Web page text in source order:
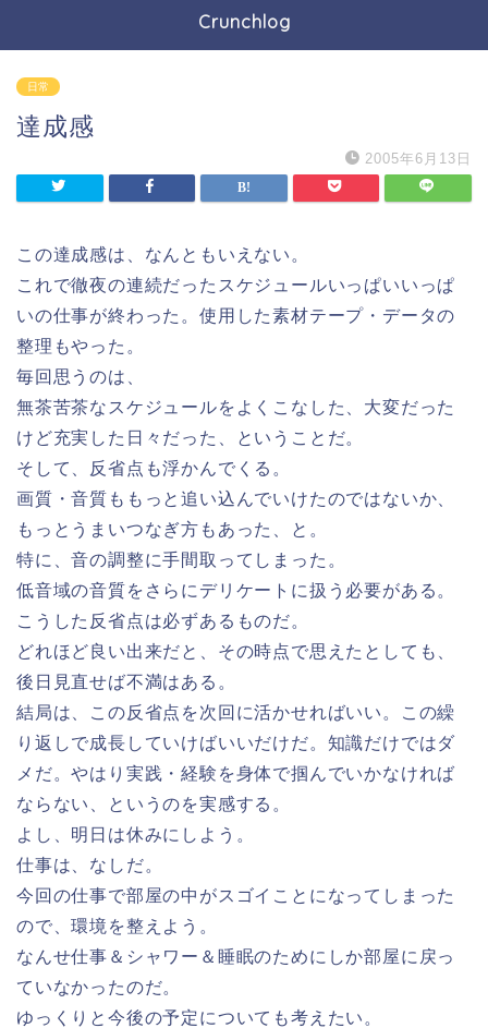
Crunchlog
日常
達成感
2005年6月13日
この達成感は、なんともいえない。
これで徹夜の連続だったスケジュールいっぱいいっぱ
いの仕事が終わった。使用した素材テープ・データの
整理もやった。
毎回思うのは、
無茶苦茶なスケジュールをよくこなした、大変だった
けど充実した日々だった、ということだ。
そして、反省点も浮かんでくる。
画質・音質ももっと追い込んでいけたのではないか、
もっとうまいつなぎ方もあった、と。
特に、音の調整に手間取ってしまった。
低音域の音質をさらにデリケートに扱う必要がある。
こうした反省点は必ずあるものだ。
どれほど良い出来だと、その時点で思えたとしても、
後日見直せば不満はある。
結局は、この反省点を次回に活かせればいい。この繰
り返しで成長していけばいいだけだ。知識だけではダ
メだ。やはり実践・経験を身体で掴んでいかなければ
ならない、というのを実感する。
よし、明日は休みにしよう。
仕事は、なしだ。
今回の仕事で部屋の中がスゴイことになってしまった
ので、環境を整えよう。
なんせ仕事＆シャワー＆睡眠のためにしか部屋に戻っ
ていなかったのだ。
ゆっくりと今後の予定についても考えたい。